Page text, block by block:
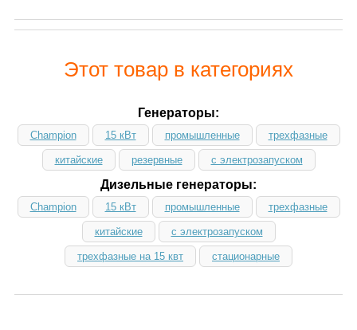
Этот товар в категориях
Генераторы:
Champion 15 кВт промышленные трехфазные
китайские резервные с электрозапуском
Дизельные генераторы:
Champion 15 кВт промышленные трехфазные
китайские с электрозапуском
трехфазные на 15 квт стационарные